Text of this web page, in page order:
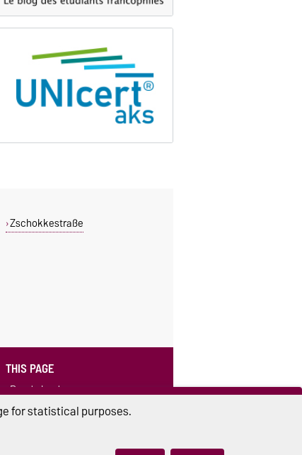
Zschokkestraße
THIS PAGE
Read aloud
for statistical purposes.